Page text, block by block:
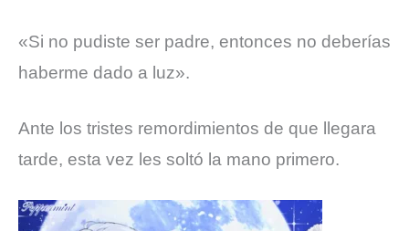
«Si no pudiste ser padre, entonces no deberías
haberme dado a luz».
Ante los tristes remordimientos de que llegara
tarde, esta vez les soltó la mano primero.